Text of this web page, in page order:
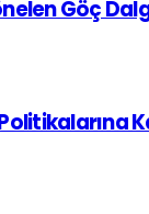
Göç